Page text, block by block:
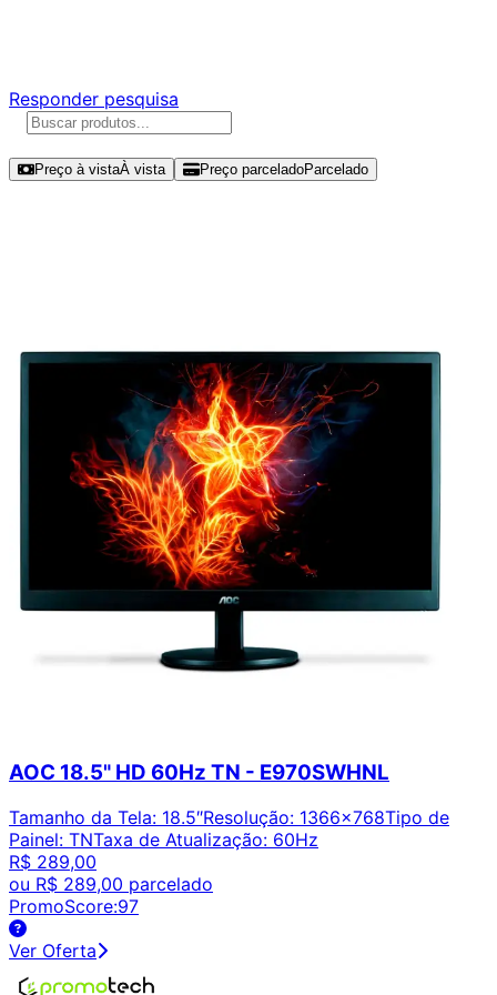
Responder pesquisa
Preço à vistaÀ vista Preço parceladoParcelado
AOC 18.5" HD 60Hz TN - E970SWHNL
Tamanho da Tela: 18.5″Resolução: 1366x768Tipo de
Painel: TNTaxa de Atualização: 60Hz
R$ 289,00
ou R$ 289,00 parcelado
PromoScore:97
Ver Oferta